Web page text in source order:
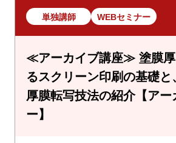
単独講師 WEBセミナー
≪アーカイブ講座≫ 塗膜厚
るスクリーン印刷の基礎と
厚膜転写技法の紹介【アー
ー】